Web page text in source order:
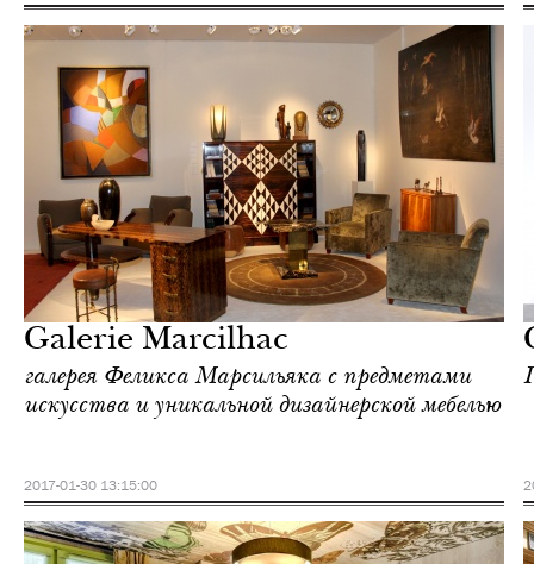
Galerie Marcilhac
галерея Феликса Марсильяка с предметами
искусства и уникальной дизайнерской мебелью
2017-01-30 13:15:00